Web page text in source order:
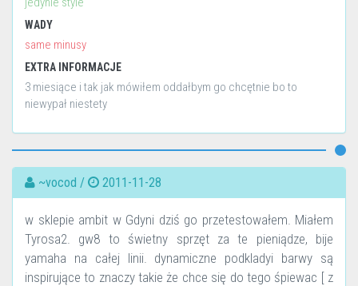
WADY
same minusy
EXTRA INFORMACJE
3 miesiące i tak jak mówiłem oddałbym go chcętnie bo to
niewypał niestety
~vocod / 2011-11-28
w sklepie ambit w Gdyni dziś go przetestowałem. Miałem
Tyrosa2. gw8 to świetny sprzęt za te pieniądze, bije
yamaha na całej linii. dynamiczne podkladyi barwy są
inspirujące to znaczy takie że chce się do tego śpiewac [ z